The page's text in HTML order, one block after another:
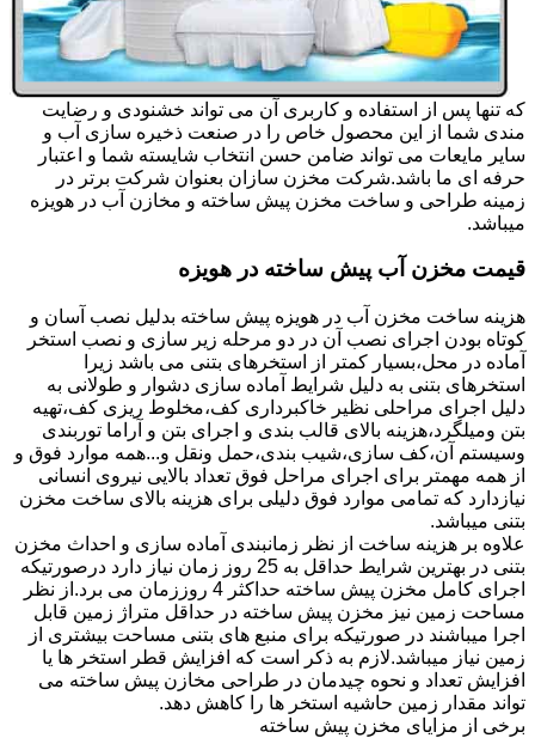
که تنها پس از استفاده و کاربری آن می تواند خشنودی و رضایت
مندی شما از این محصول خاص را در صنعت ذخیره سازی آب و
سایر مایعات می تواند ضامن حسن انتخاب شایسته شما و اعتبار
حرفه ای ما باشد.شرکت مخزن سازان بعنوان شرکت برتر در
زمینه طراحی و ساخت مخزن پیش ساخته و مخازن آب در هویزه
میباشد.
قیمت مخزن آب پیش ساخته در هویزه
هزینه ساخت مخزن آب در هویزه پیش ساخته بدلیل نصب آسان و
کوتاه بودن اجرای نصب آن در دو مرحله زیر سازی و نصب استخر
آماده در محل،بسیار کمتر از استخرهای بتنی می باشد زیرا
استخرهای بتنی به دلیل شرایط آماده سازی دشوار و طولانی به
دلیل اجرای مراحلی نظیر خاکبرداری کف،مخلوط ریزی کف،تهیه
بتن ومیلگرد،هزینه بالای قالب بندی و اجرای بتن و آراما توربندی
وسیستم آن،کف سازی،شیب بندی،حمل ونقل و...همه موارد فوق و
از همه مهمتر برای اجرای مراحل فوق تعداد بالایی نیروی انسانی
نیازدارد که تمامی موارد فوق دلیلی برای هزینه بالای ساخت مخزن
بتنی میباشد.
علاوه بر هزینه ساخت از نظر زمانبندی آماده سازی و احداث مخزن
بتنی در بهترین شرایط حداقل به 25 روز زمان نیاز دارد درصورتیکه
اجرای کامل مخزن پیش ساخته حداکثر 4 روززمان می برد.از نظر
مساحت زمین نیز مخزن پیش ساخته در حداقل متراژ زمین قابل
اجرا میباشند در صورتیکه برای منبع های بتنی مساحت بیشتری از
زمین نیاز میباشد.لازم به ذکر است که افزایش قطر استخر ها یا
افزایش تعداد و نحوه چیدمان در طراحی مخازن پیش ساخته می
تواند مقدار زمین حاشیه استخر ها را کاهش دهد.
برخی از مزایای مخزن پیش ساخته